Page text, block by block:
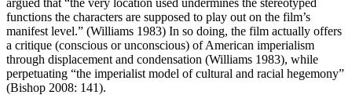
functions the characters are supposed to play out on the film’s
manifest level.” (Williams 1983) In so doing, the film actually offers
a critique (conscious or unconscious) of American imperialism
through displacement and condensation (Williams 1983), while
perpetuating “the imperialist model of cultural and racial hegemony”
(Bishop 2008: 141).